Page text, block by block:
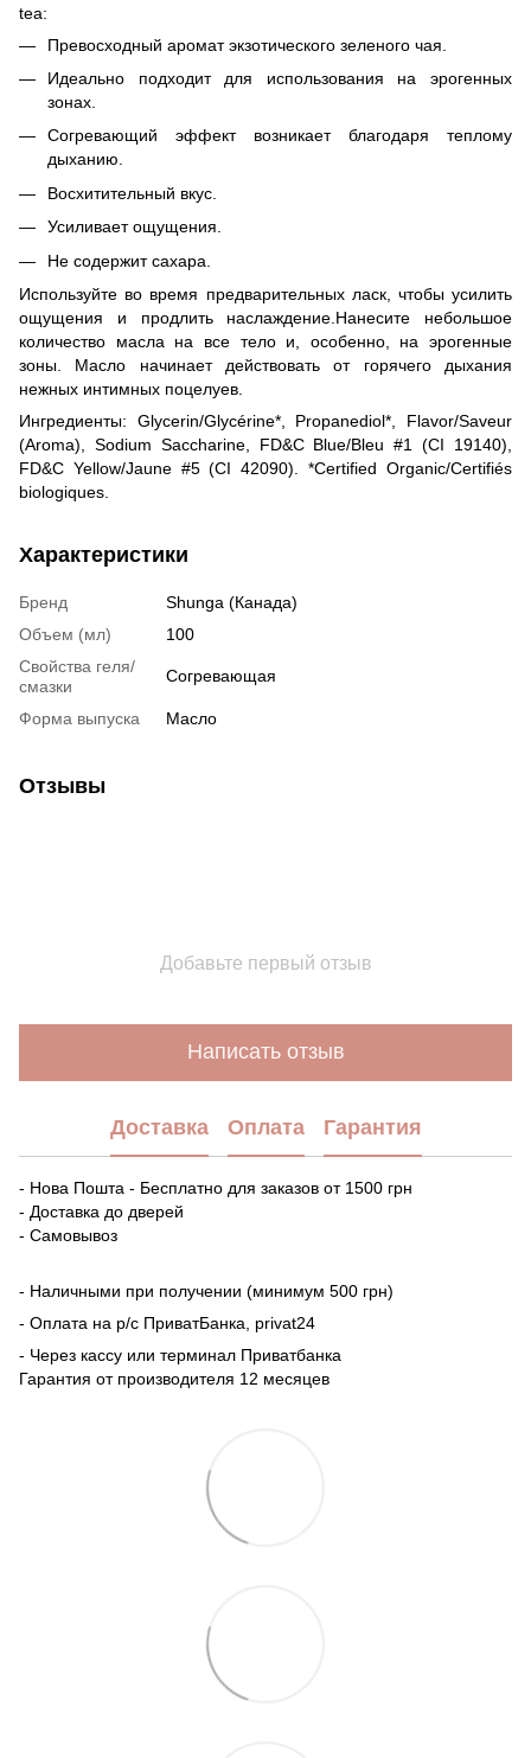
tea:
Превосходный аромат экзотического зеленого чая.
Идеально подходит для использования на эрогенных
зонах.
Согревающий эффект возникает благодаря теплому
дыханию.
Восхитительный вкус.
Усиливает ощущения.
Не содержит сахара.
Используйте во время предварительных ласк, чтобы усилить
ощущения и продлить наслаждение.Нанесите небольшое
количество масла на все тело и, особенно, на эрогенные
зоны. Масло начинает действовать от горячего дыхания
нежных интимных поцелуев.
Ингредиенты: Glycerin/Glycérine*, Propanediol*, Flavor/Saveur
(Aroma), Sodium Saccharine, FD&C Blue/Bleu #1 (CI 19140),
FD&C Yellow/Jaune #5 (CI 42090). *Certified Organic/Certifiés
biologiques.
Характеристики
Бренд
Shunga (Канада)
Объем (мл)
100
Свойства геля/
смазки
Согревающая
Форма выпуска Масло
Отзывы
Добавьте первый отзыв
Написать отзыв
Доставка Оплата Гарантия
- Нова Пошта - Бесплатно для заказов от 1500 грн
- Доставка до дверей
- Самовывоз
- Наличными при получении (минимум 500 грн)
- Оплата на р/с ПриватБанка, privat24
- Через кассу или терминал Приватбанка
Гарантия от производителя 12 месяцев